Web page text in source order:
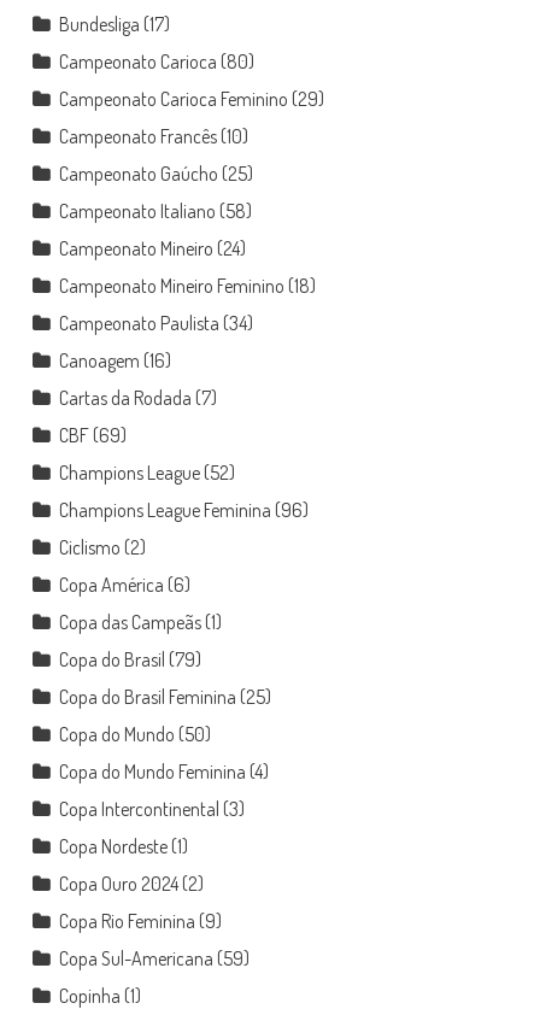
Bundesliga (17)
Campeonato Carioca (80)
Campeonato Carioca Feminino (29)
Campeonato Francês(10)
Campeonato Gaúcho (25)
Campeonato Italiano (58)
Campeonato Mineiro (24)
Campeonato Mineiro Feminino (18)
Campeonato Paulista (34)
Canoagem (16)
Cartas da Rodada (7)
CBF(69)
Champions League(52)
Champions League Feminina (96)
Ciclismo (2)
Copa América (6)
Copa das Campeãs(1)
Copa do Brasil (79)
Copa do Brasil Feminina (25)
Copa do Mundo (50)
Copa do Mundo Feminina (4)
Copa Intercontinental (3)
Copa Nordeste(1)
Copa Ouro 2024(2)
Copa Rio Feminina (9)
Copa Sul-Americana (59)
Copinha (1)